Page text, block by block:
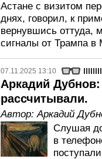
Астане с визитом
днях, говорил, к
вернувшись оттуда,
сигналы от Трампа в
07.11.2025 13:10
Аркадий
рассчитывали.
Автор:Аркадий
Слушая
в